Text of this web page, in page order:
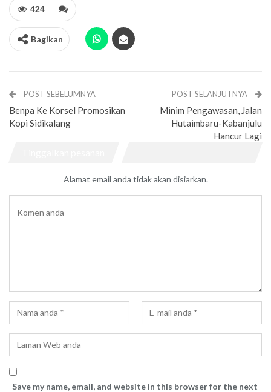
424
Bagikan
POST SEBELUMNYA
Benpa Ke Korsel Promosikan
Kopi Sidikalang
POST SELANJUTNYA
Minim Pengawasan, Jalan
Hutaimbaru-Kabanjulu
Hancur Lagi
Alamat email anda tidak akan disiarkan.
Save my name, email, and website in this browser for the next